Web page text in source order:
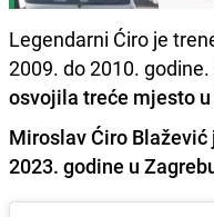
Legendarni Ćiro je
2009. do 2010.
osvojila treće mjesto
Miroslav Ćiro
2023. godine u